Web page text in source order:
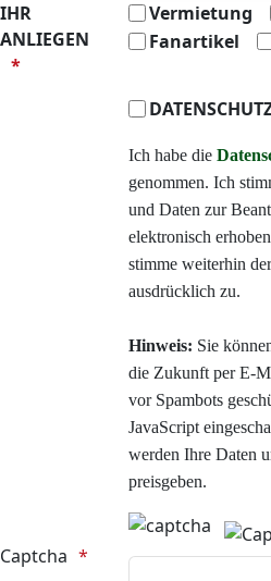
IHR
ANLIEGEN
Vermietung
Fanartikel
Ich habe die
genommen. Ich
und Daten zur
elektronisch
stimme weiterhin
ausdrücklich zu.
Hinweis: Sie
die Zukunft per E-
vor Spambots
JavaScript
werden Ihre Daten
preisgeben.
Captcha